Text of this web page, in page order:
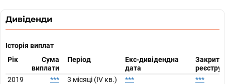
Дивіденди
Історія виплат
Рік
Сума
виплати
Період
Екс-дивідендна
дата
реєстру
2019
*** 3 місяці (IV кв.) ***
***